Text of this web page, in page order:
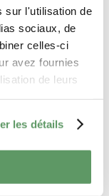
sur l'utilisation de
sociaux, de
celles-ci
avez fournies
de leurs
les détails